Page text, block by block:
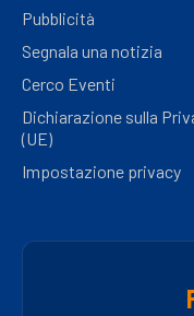
Pubblicità
Segnala una notizia
Cerco Eventi
Dichiarazione sulla
(UE)
Impostazione privacy